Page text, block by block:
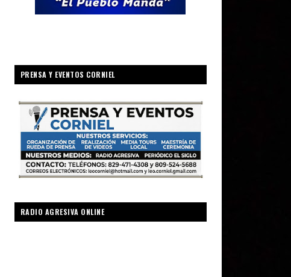
PRENSA Y EVENTOS CORNIEL
RADIO AGRESIVA ONLINE